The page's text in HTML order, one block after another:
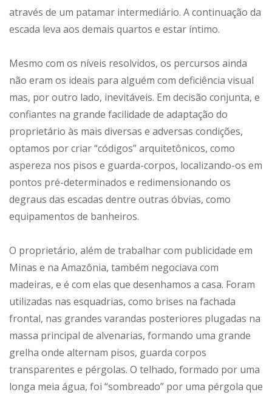
através de um patamar intermediário. A continuação da
escada leva aos demais quartos e estar íntimo.
Mesmo com os níveis resolvidos, os percursos ainda
não eram os ideais para alguém com deficiência visual
mas, por outro lado, inevitáveis. Em decisão conjunta, e
confiantes na grande facilidade de adaptação do
proprietário às mais diversas e adversas condições,
optamos por criar “códigos” arquitetônicos, como
aspereza nos pisos e guarda-corpos, localizando-os em
pontos pré-determinados e redimensionando os
degraus das escadas dentre outras óbvias, como
equipamentos de banheiros.
O proprietário, além de trabalhar com publicidade em
Minas e na Amazônia, também negociava com
madeiras, e é com elas que desenhamos a casa. Foram
utilizadas nas esquadrias, como brises na fachada
frontal, nas grandes varandas posteriores plugadas na
massa principal de alvenarias, formando uma grande
grelha onde alternam pisos, guarda corpos
transparentes e pérgolas. O telhado, formado por uma
longa meia água, foi “sombreado” por uma pérgola que